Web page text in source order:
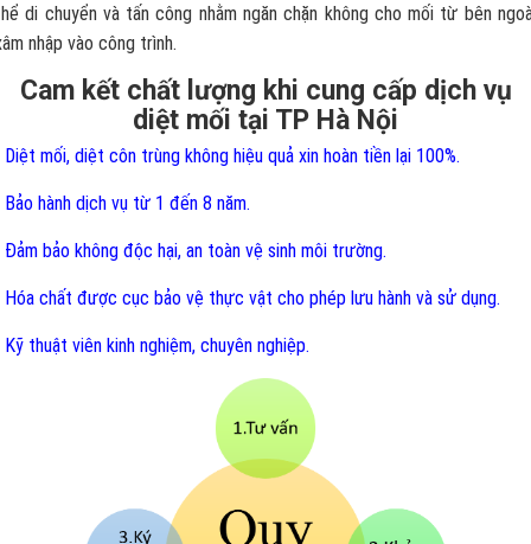
di chuyển và tấn công nhằm ngăn chặn không cho mối từ bên
nhập vào công trình.
Cam kết chất lượng khi cung cấp dịch vụ
diệt mối tại TP Hà Nội
Diệt mối, diệt côn trùng không hiệu quả xin hoàn tiền lại 100%.
Bảo hành dịch vụ từ 1 đến 8 năm.
Đảm bảo không độc hại, an toàn vệ sinh môi trường.
Hóa chất được cục bảo vệ thực vật cho phép lưu hành và sử dụng.
Kỹ thuật viên kinh nghiệm, chuyên nghiệp.